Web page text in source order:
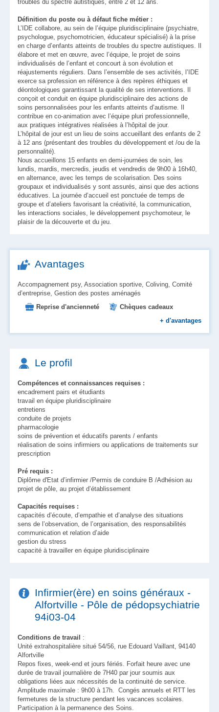
troubles du spectre autistiques, entre 2 et 12 ans.
Définition du poste ou à défaut fiche métier :
L’IDE collabore, au sein de l’équipe pluridisciplinaire (psychiatre,
psychologue, psychomotricien, éducateur spécialisé) à la prise
en charge d’enfants atteints de troubles du spectre autistiques. Il
élabore et met en œuvre, avec l’équipe, le projet de soins
individualisés de l’enfant et concourt à son évolution et
réajustements réguliers. Dans l’ensemble de ses activités, l’IDE
exerce sa profession en référence à des repères éthiques et
déontologiques garantissant la qualité de ses interventions. Il
conçoit et conduit en équipe pluridisciplinaire des actions de
soins personnalisées pour les enfants atteints d’autisme. Il
contribue en co-animation avec l’équipe pluri professionnelle,
aux pratiques intégratives réalisées à l’hôpital de jour.
L’hôpital de jour est un lieu de soins accueillant des enfants de 2
à 12 ans (présentant des troubles du développement et /ou de la
personnalité).
Nous accueillons 15 enfants en demi-journées de soin, les
lundis, mardis, mercredis, jeudis et vendredis de 9h00 à 16h40,
en alternance, avec les temps de scolarisation. Des soins
groupaux et individualisés y sont assurés, ainsi que des actions
éducatives. La journée d’accueil est ponctuée de temps de
groupe et d’ateliers favorisant la créativité, la communication,
les interactions sociales, le développement psychomoteur, le
plaisir de la découverte et du jeu.
Avantages
Accompagnement psy, Association sportive, Coliving, Comité
d’entreprise, Gestion des postes aménagés
Reprise d'ancienneté
Chèques cadeaux
Aide au logement et à l'installation
+ d'avantages
Le profil
Compétences et connaissances requises :
encadrement pairs et étudiants
travail en équipe pluridisciplinaire
entretiens
conduite de projets
pharmacologie
soins de prévention et éducatifs parents / enfants
réalisation de soins infirmiers ou applications de traitements sur
prescription
Pré requis :
Diplôme d'Etat d’infirmier /Permis de conduire B /Adhésion au
projet de pôle, au projet d’établissement
Capacités requises :
capacités d’écoute, d’empathie et d’analyse des situations
sens de l’observation, de l’organisation, des responsabilités
communication et relation d’aide
gestion du stress
capacité à travailler en équipe pluridisciplinaire
Infirmier(ère) en soins généraux -
Alfortville - Pôle de pédopsychiatrie
94i03-04
Conditions de travail
:
Unité extrahospitalière situé 54/56, rue Edouard Vaillant, 94140
Alfortville
Repos fixes, week-end et jours fériés. Forfait heure avec une
durée de travail journalière de 7H40 par jour soumis aux
obligations liées aux nécessités de la continuité de service.
Amplitude maximale : 9h00 à 17h. Congés annuels et RTT les
fermetures de la structure pendant les vacances scolaires.
Participation à la permanence des Soins.